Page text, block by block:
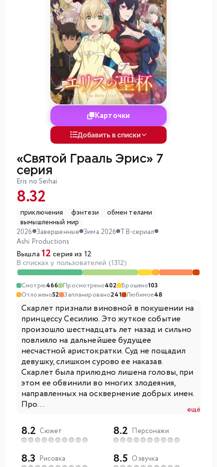
Карточки
Добавить в списки
«Святой Грааль Эрис»7
серия
Eris no Seihai
8.32
приключения фэнтези
обмен телами
вымышленный мир
2026 Завершенные Зима 2026 ТВ-сериал
Ashi Productions
Вышла 12 серия из 12
В списках у пользователей (1312)
Смотрю466 Просмотрено402 Брошено103
Отложено52 Запланировано241 Любимое48
Скарлет признали виновной в покушении на
принцессу Сесилию. Это жуткое событие
произошло шестнадцать лет назад и сильно
повлияло на дальнейшее будущее
несчастной аристократки. Суд не пощадил
девушку, слишком сурово ее наказав.
Скарлет была прилюдно лишена головы, при
этом ее обвинили во многих злодеяния,
направленных на осквернение добрых имен.
Про...
ещё
8.2 Сюжет 8.2 Персонажи
8.3 Рисовка 8.5 Озвучка